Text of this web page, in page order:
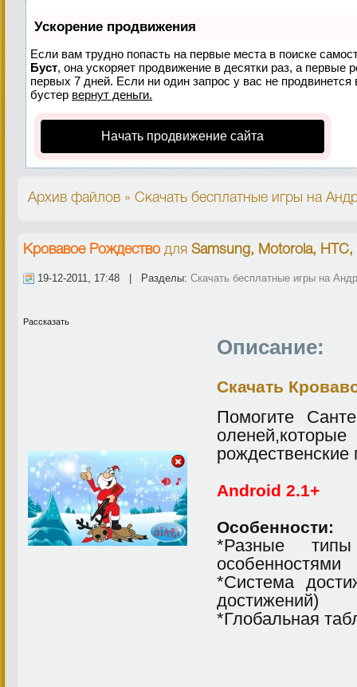
Ускорение продвижения
Если вам трудно попасть на первые места в поиске
Буст, она ускоряет продвижение в десятки раз, а первые
первых 7 дней. Если ни один запрос у вас не
бустер вернут деньги.
Начать продвижение сайта
Архив файлов » Скачать бесплатные игры на
Кровавое Рождество для Samsung, Motorola, HTC,
19-12-2011, 17:48 | Разделы: Скачать бесплатные игры на
Рассказать
Описание:
Скачать
Помогите
рождественские
Android 2.1+
Особенности:
*Разные
особенностями
*Система
достижений)
*Глобальная